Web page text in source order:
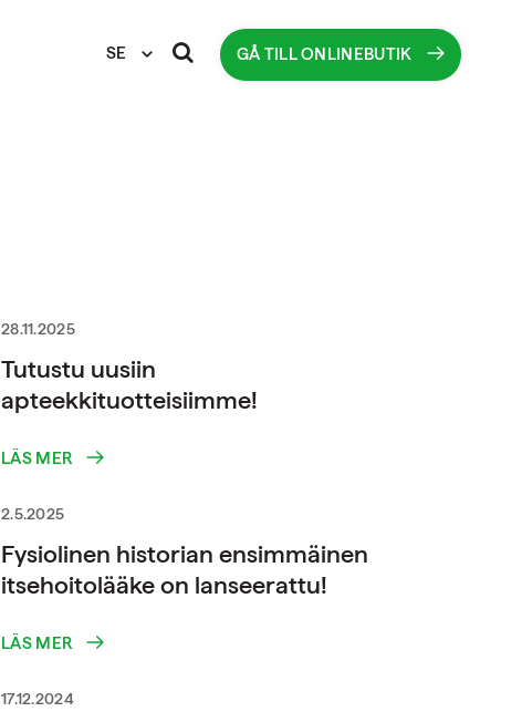
SE GÅ TILL ONLINEBUTIK
28.11.2025
Tutustu uusiin
apteekkituotteisiimme!
LÄS MER
2.5.2025
Fysiolinen historian ensimmäinen
itsehoitolääke on lanseerattu!
LÄS MER
17.12.2024